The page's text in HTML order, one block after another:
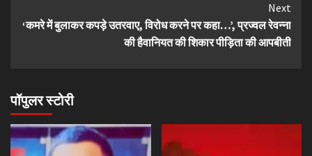
Next
‘कमरे में बुलाकर कपड़े उतरवाए, विरोध करने पर कहा…’, प्रज्वल रेवन्ना
की हैवानियत की शिकार पीड़िता की आपबीती
पॉपुलर स्टोरी